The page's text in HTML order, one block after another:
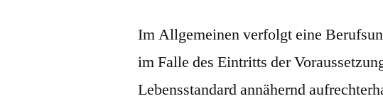
Im Allgemeinen verfolgt eine
im Falle des Eintritts der
Lebensstandard annähernd